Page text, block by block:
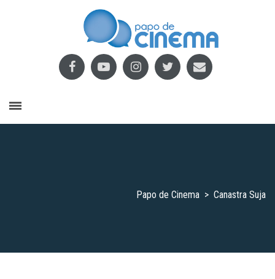
Papo de Cinema > Canastra Suja